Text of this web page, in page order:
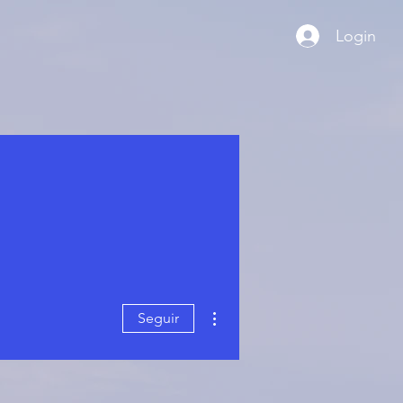
Login
Seguir